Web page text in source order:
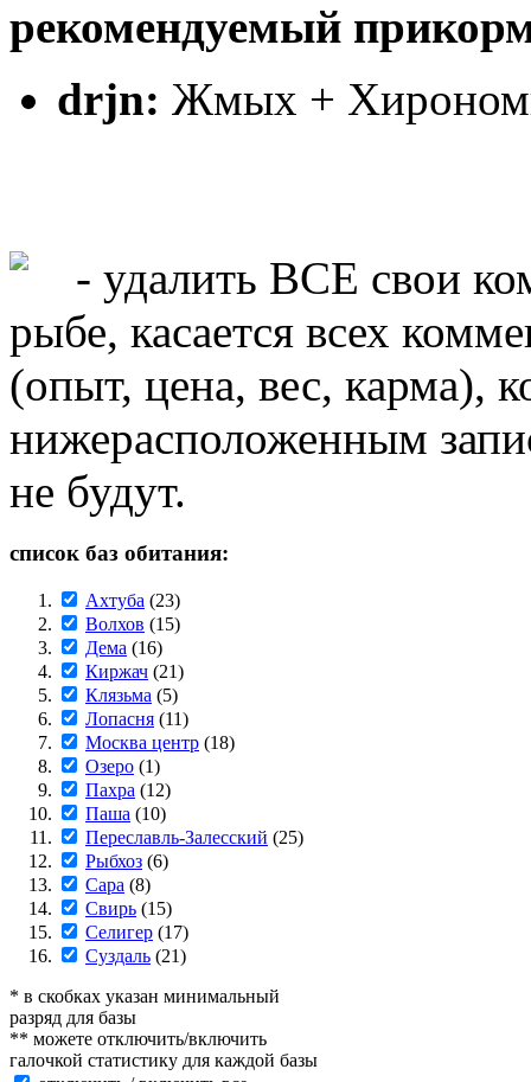
рекомендуемый
drjn: Жмых +
- удалить ВСЕ свои
рыбе, касается всех
(опыт, цена, вес, карма),
нижерасположенным
не будут.
список баз обитания:
Ахтуба (23)
Волхов (15)
Дема (16)
Киржач (21)
Клязьма (5)
Лопасня (11)
Москва центр (18)
Озеро (1)
Пахра (12)
Паша (10)
Переславль-Залесский (25)
Рыбхоз (6)
Сара (8)
Свирь (15)
Селигер (17)
Суздаль (21)
* в скобках указан минимальный
разряд для базы
** можете отключить/включить
галочкой статистику для каждой базы